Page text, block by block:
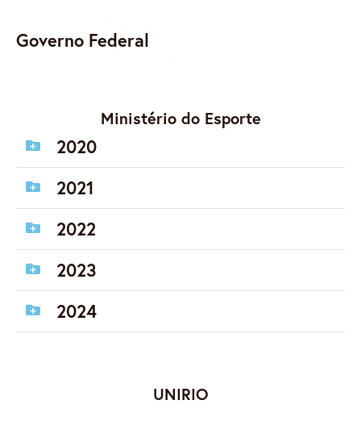
Governo Federal
Ministério do Esporte
2020
2021
2022
2023
2024
UNIRIO